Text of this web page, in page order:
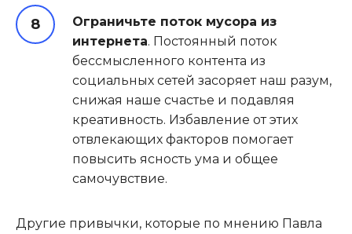
Ограничьте поток мусора из
интернета. Постоянный поток
бессмысленного контента из
социальных сетей засоряет наш разум,
снижая наше счастье и подавляя
креативность. Избавление от этих
отвлекающих факторов помогает
повысить ясность ума и общее
самочувствие.
Другие привычки, которые по мнению Павла